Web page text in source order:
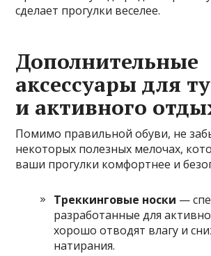
сделает прогулки веселее.
Дополнительные
аксессуары для
и активного
Помимо правильной обуви, не
некоторых полезных мелочах,
ваши прогулки комфортнее и
Треккинговые носки —
разработанные для
хорошо отводят влагу и
натирания.